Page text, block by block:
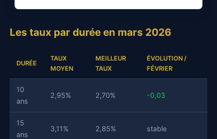
Les taux par durée en mars 2026
DURÉE
TAUX
MOYEN
MEILLEUR
TAUX
ÉVOLUTION /
FÉVRIER
10
ans
2,95% 2,70% -0,03
15
ans
3,11% 2,85% stable